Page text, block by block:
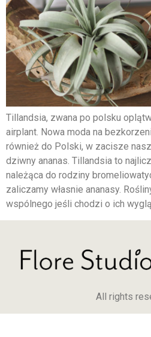
Tillandsia, zwana po polsku
airplant. Nowa moda na
również do Polski, w zacisze
dziwny ananas. Tillandsia to
należąca do rodziny
zaliczamy własnie ananasy.
wspólnego jeśli chodzi o ich
All rights